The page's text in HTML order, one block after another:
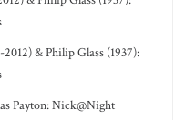
& Philip Glass (1937):
Payton: Nick@Night